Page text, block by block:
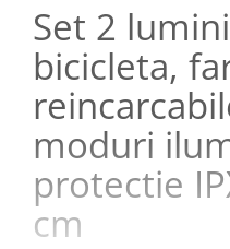
Set 2
bicicleta,
moduri
protectie
cm